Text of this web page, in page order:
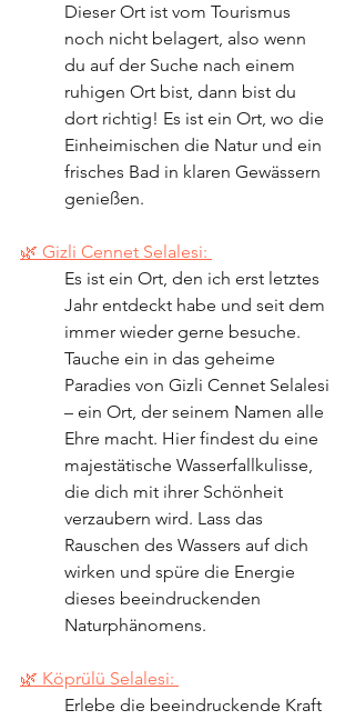
Dieser Ort ist vom Tourismus
noch nicht belagert, also wenn
du auf der Suche nach einem
ruhigen Ort bist, dann bist du
dort richtig! Es ist ein Ort, wo die
Einheimischen die Natur und ein
frisches Bad in klaren Gewässern
genießen.
🌿 Gizli Cennet Selalesi:
Es ist ein Ort, den ich erst letztes
Jahr entdeckt habe und seit dem
immer wieder gerne besuche.
Tauche ein in das geheime
Paradies von Gizli Cennet Selalesi
– ein Ort, der seinem Namen alle
Ehre macht. Hier findest du eine
majestätische Wasserfallkulisse,
die dich mit ihrer Schönheit
verzaubern wird. Lass das
Rauschen des Wassers auf dich
wirken und spüre die Energie
dieses beeindruckenden
Naturphänomens.
🌿 Köprülü Selalesi:
Erlebe die beeindruckende Kraft